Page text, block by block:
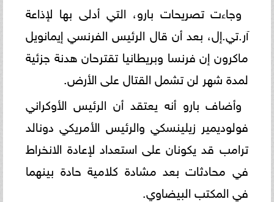
وجاءت تصريحات بارو، التي أدلى بها لإذاعة
آر.تي.إل، بعد أن قال الرئيس الفرنسي إيمانويل
ماكرون إن فرنسا وبريطانيا تقترحان هدنة جزئية
لمدة شهر لن تشمل القتال على الأرض.
وأضاف بارو أنه يعتقد أن الرئيس الأوكراني
فولوديمير زيلينسكي والرئيس الأمريكي دونالد
ترامب قد يكونان على استعداد لإعادة الانخراط
في محادثات بعد مشادة كلامية حادة بينهما
في المكتب البيضاوي.